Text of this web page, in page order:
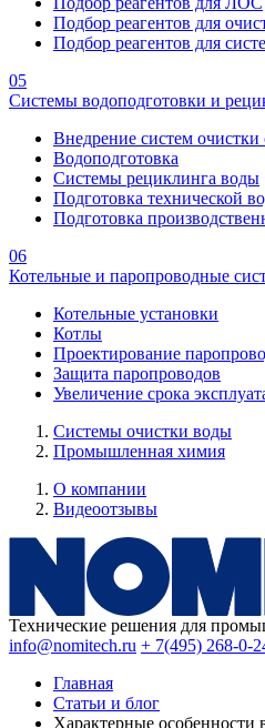
Подбор реагентов для
Подбор реагентов для
05
Системы водоподготовки и
Внедрение систем
Водоподготовка
Системы рециклинга воды
Подготовка технической
Подготовка
06
Котельные и паропроводные
Котельные установки
Котлы
Проектирование
Защита паропроводов
Увеличение срока
Системы очистки воды
Промышленная химия
О компании
Видеоотзывы
Технические решения для
info@nomitech.ru + 7(495) 268-0-
Главная
Статьи и блог
Характерные